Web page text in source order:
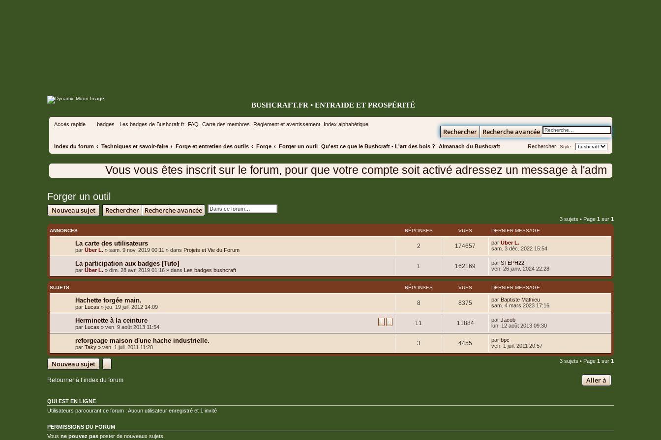
Rechercher Recherche avancée
BUSHCRAFT.FR • ENTRAIDE ET PROSPÉRITÉ
Accès rapide badges Les badges de Bushcraft.fr FAQ Carte des membres Règlement et avertissement Index alphabétique
Index du forum Techniques et savoir-faire Forge et entretien des outils Forge Forger un outil Style :
Qu'est ce que le Bushcraft - L'art des bois ? Almanach du Bushcraft Rechercher
Vous vous êtes inscrit sur le forum, pour que votre compte soit activé adressez un message à l'administration
Forger un outil
Nouveau sujet Rechercher Recherche avancée
3 sujets • Page 1 sur 1
ANNONCES RÉPONSES VUES DERNIER MESSAGE
La carte des utilisateurs
par Über L. » sam. 9 nov. 2019 00:11 » dans Projets et Vie du Forum
2 174657 par Über L.
sam. 3 déc. 2022 15:54
La participation aux badges [Tuto]
par Über L. » dim. 28 avr. 2019 01:16 » dans Les badges bushcraft
1 162169 par STEPH22
ven. 26 janv. 2024 22:28
SUJETS RÉPONSES VUES DERNIER MESSAGE
Hachette forgée main.
par Lucas » jeu. 19 juil. 2012 14:09
8 8375 par Baptiste Mathieu
sam. 4 mars 2023 17:16
Herminette à la ceinture
par Lucas » ven. 9 août 2013 11:54
1 2 11 11884 par Jacob
lun. 12 août 2013 09:30
reforgeage maison d'une hache industrielle.
par Taky » ven. 1 juil. 2011 11:20
3 4455 par bpc
ven. 1 juil. 2011 20:57
Nouveau sujet 3 sujets • Page 1 sur 1
Retourner à l’index du forum Aller à
QUI EST EN LIGNE
Utilisateurs parcourant ce forum : Aucun utilisateur enregistré et 1 invité
PERMISSIONS DU FORUM
Vous ne pouvez pas poster de nouveaux sujets